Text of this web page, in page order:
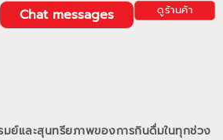
ดูร้านค้า
Chat messages
ย์และสุนทรียภาพของการกินดื่มในทุกช่วง